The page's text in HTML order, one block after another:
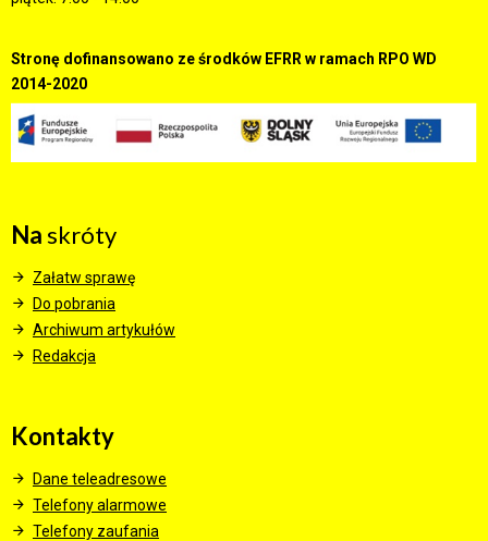
Stronę dofinansowano ze środków EFRR w ramach RPO WD
2014-2020
Naskróty
Załatw sprawę
Do pobrania
Archiwum artykułów
Redakcja
Kontakty
Dane teleadresowe
Telefony alarmowe
Telefony zaufania